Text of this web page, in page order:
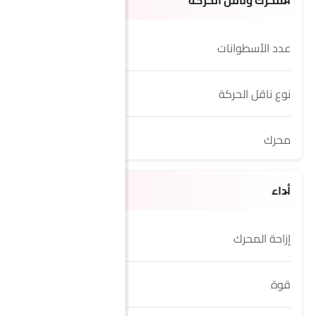
عدد الأسطوانات
نوع ناقل الحركة
محرك
أداء
إزاحة المحرك
قوة